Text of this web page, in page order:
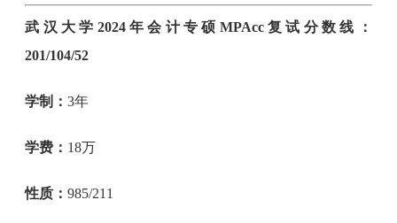
武汉大学2024年会计专硕MPAcc复试分数线：
201/104/52
学制：3年
学费： 18万
性质：985/211